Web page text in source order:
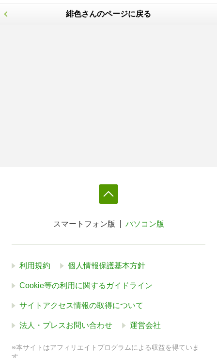
緋色さんのページに戻る
スマートフォン版 パソコン版
利用規約 個人情報保護基本方針
Cookie等の利用に関するガイドライン
サイトアクセス情報の取得について
法人・プレスお問い合わせ 運営会社
※本サイトはアフィリエイトプログラムによる収益を得ていま